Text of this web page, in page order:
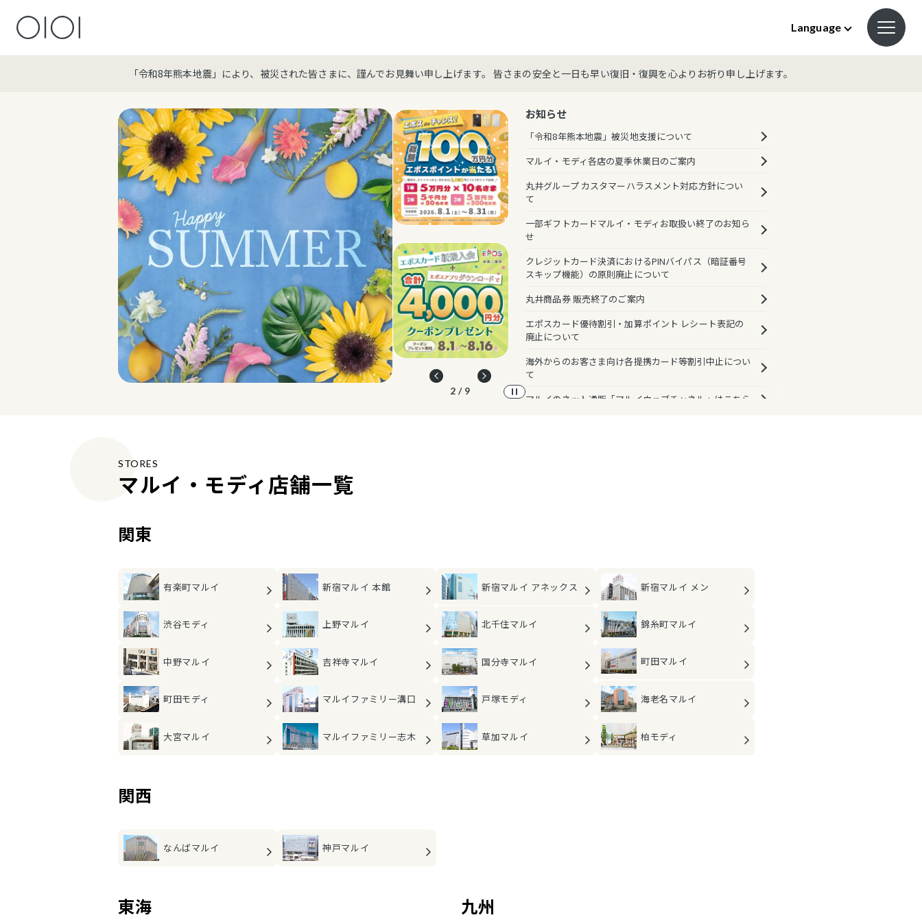
Language
「令和8年熊本地震」により、被災された皆さまに、謹んでお見舞い申し上げます。 皆さまの安全と一日も早い復旧・復興を心よりお祈り申し上げます。
3 / 9
お知らせ
「令和8年熊本地震」被災地支援について
マルイ・モディ各店の夏季休業日のご案内
丸井グループ カスタマーハラスメント対応方針につい
て
一部ギフトカードマルイ・モディお取扱い終了のお知ら
せ
クレジットカード決済におけるPINバイパス（暗証番号
スキップ機能）の原則廃止について
丸井商品券 販売終了のご案内
エポスカード優待割引・加算ポイント レシート表記の
廃止について
海外からのお客さま向け各提携カード等割引中止につい
て
マルイのネット通販「マルイウェブチャネル」はこちら
STORES
マルイ・モディ店舗一覧
関東
有楽町マルイ 新宿マルイ 本館 新宿マルイ アネックス 新宿マルイ メン
渋谷モディ 上野マルイ 北千住マルイ 錦糸町マルイ
中野マルイ 吉祥寺マルイ 国分寺マルイ 町田マルイ
町田モディ マルイファミリー溝口 戸塚モディ 海老名マルイ
大宮マルイ マルイファミリー志木 草加マルイ 柏モディ
関西
なんばマルイ 神戸マルイ
東海 九州